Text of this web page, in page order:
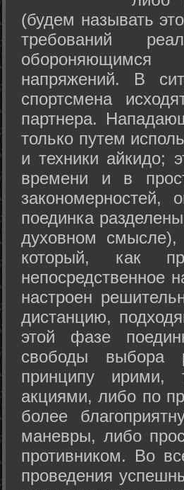
(будем называть
требований
обороняющимся
напряжений. В
спортсмена
партнера.
только путем
и техники айкидо;
времени и в
закономерностей,
поединка
духовном
который, как
непосредственное
настроен
дистанцию,
этой фазе
свободы выбора
принципу ирими,
акциями, либо по
более
маневры, либо
противником. Во
проведения